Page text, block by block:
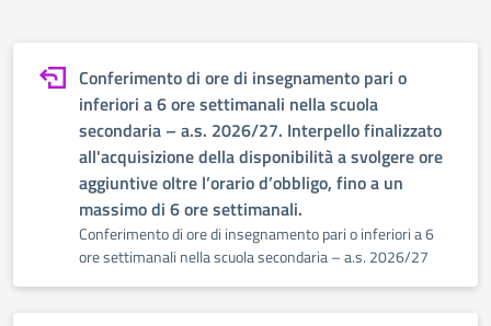
Conferimento di ore di insegnamento pari o
inferiori a 6 ore settimanali nella scuola
secondaria – a.s. 2026/27. Interpello finalizzato
all'acquisizione della disponibilità a svolgere ore
aggiuntive oltre l’orario d’obbligo, fino a un
massimo di 6 ore settimanali.
Conferimento di ore di insegnamento pari o inferiori a 6
ore settimanali nella scuola secondaria – a.s. 2026/27